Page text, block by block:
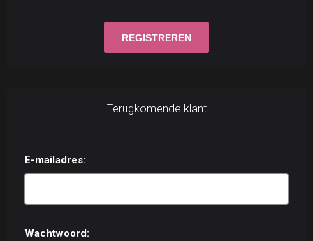
Terugkomende klant
E-mailadres:
Wachtwoord: